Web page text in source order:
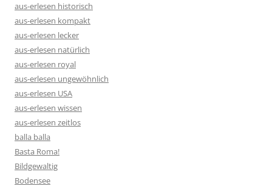
aus-erlesen historisch
aus-erlesen kompakt
aus-erlesen lecker
aus-erlesen natürlich
aus-erlesen royal
aus-erlesen ungewöhnlich
aus-erlesen USA
aus-erlesen wissen
aus-erlesen zeitlos
balla balla
Basta Roma!
Bildgewaltig
Bodensee